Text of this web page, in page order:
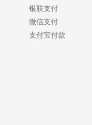
银联支付
微信支付
支付宝付款